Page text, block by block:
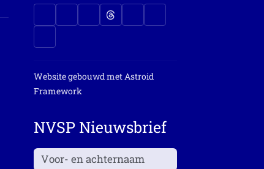
Website gebouwd metAstroid
Framework
NVSP Nieuwsbrief